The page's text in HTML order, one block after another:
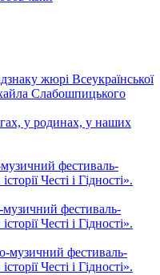
жюрі Всеукраїнської
Слабошпицького
у родинах, у наших
фестиваль-
Честі і Гідності».
музичний фестиваль-
Честі і Гідності».
музичний фестиваль-
Честі і Гідності».